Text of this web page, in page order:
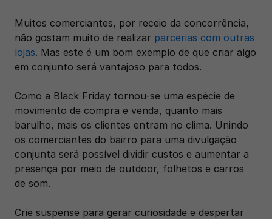
Muitos comerciantes, por receio da concorrência,
não gostam muito de realizar parcerias com outras
lojas. Mas este é um bom exemplo de que criar algo
em conjunto será vantajoso para todos.
Como a Black Friday tornou-se uma espécie de
movimento de compra e venda, quanto mais
barulho, mais os clientes entram no clima. Unindo
os comerciantes do bairro para uma divulgação
conjunta será possível dividir custos e aumentar a
presença por meio de outdoor, folhetos e carros
de som.
Crie suspense para gerar curiosidade e despertar